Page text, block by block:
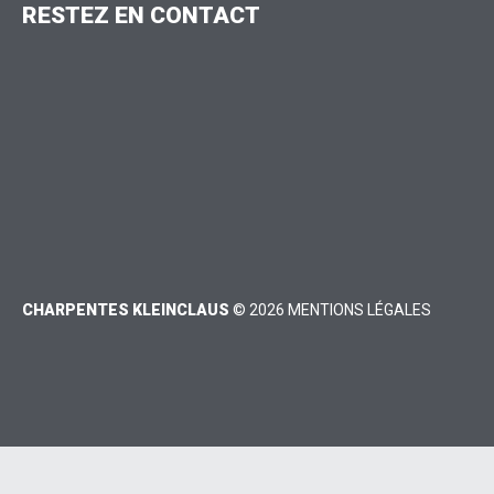
RESTEZ EN CONTACT
CHARPENTES KLEINCLAUS © 2026 MENTIONS LÉGALES